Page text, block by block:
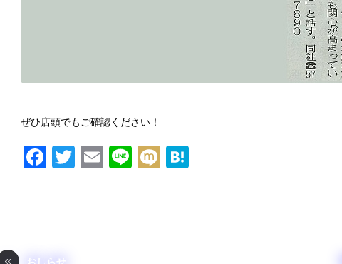
ぜひ店頭でもご確認ください！
F
T
E
Li
M
« おしらせ